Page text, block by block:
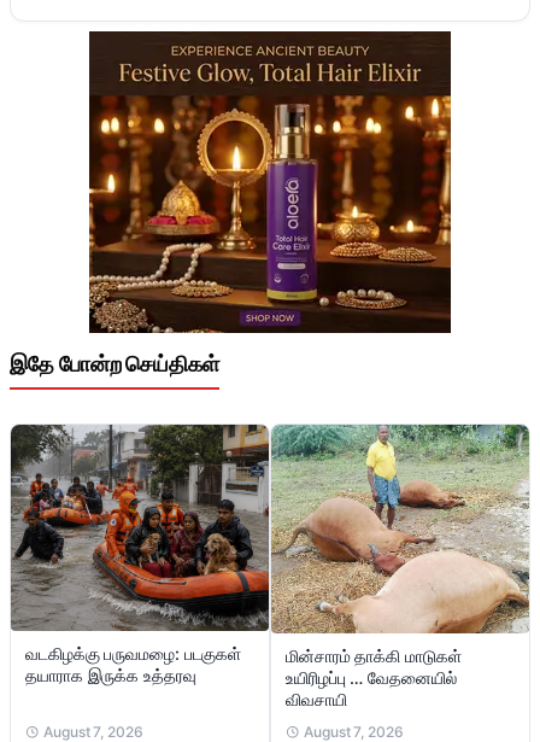
இதே போன்ற செய்திகள்
வடகிழக்கு பருவமழை: படகுகள்
தயாராக இருக்க உத்தரவு
August 7, 2026
மின்சாரம் தாக்கி மாடுகள்
உயிரிழப்பு … வேதனையில்
விவசாயி
August 7, 2026